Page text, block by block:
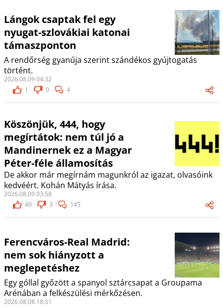
Lángok csaptak fel egy
nyugat-szlovákiai katonai
támaszponton
A rendőrség gyanúja szerint szándékos gyújtogatás
történt.
2026.08.09 04:32
1
0 4
Köszönjük, 444, hogy
megírtátok: nem túl jó a
Mandinernek ez a Magyar
Péter-féle államosítás
De akkor már megírnám magunkról az igazat, olvasóink
kedvéért. Kohán Mátyás írása.
2026.08.09 03:58
49
3 145
Ferencváros-Real Madrid:
nem sok hiányzott a
meglepetéshez
Egy góllal győzött a spanyol sztárcsapat a Groupama
Arénában a felkészülési mérkőzésen.
2026.08.08 18:51